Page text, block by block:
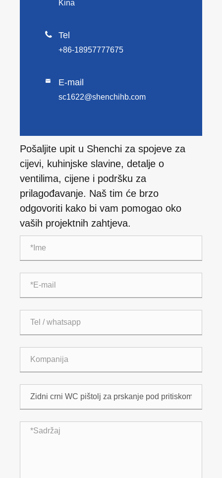
Kina
 Tel
+86-18957777675
 E-mail
sc1622@shenchihb.com
Pošaljite upit u Shenchi za spojeve za
cijevi, kuhinjske slavine, detalje o
ventilima, cijene i podršku za
prilagođavanje. Naš tim će brzo
odgovoriti kako bi vam pomogao oko
vaših projektnih zahtjeva.